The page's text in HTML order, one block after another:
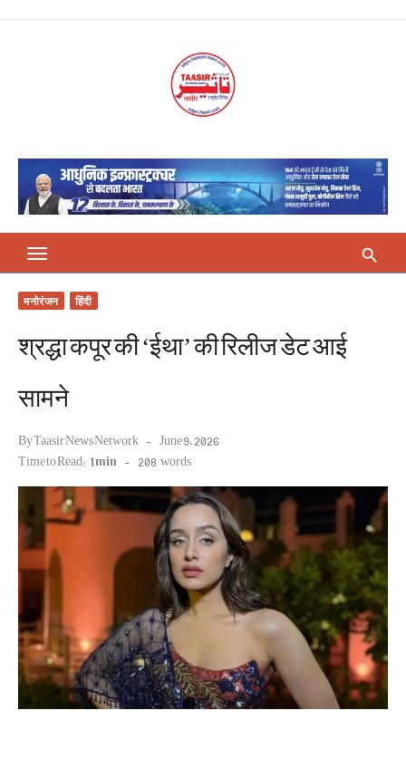
मनोरंजन हिंदी
श्रद्धा कपूर की ‘ईथा’ की रिलीज डेट आई
सामने
ByTaasir News Network Posted
on
June 9, 2026
Time to Read:1 min - 208words